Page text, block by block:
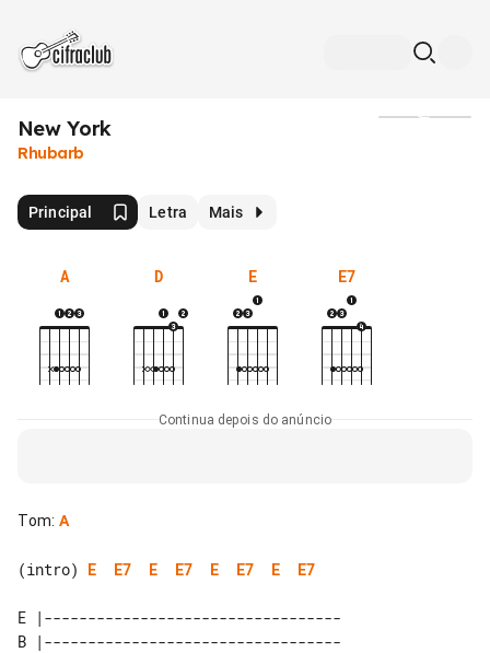
New York
Rhubarb
Principal Letra Mais
A D E E7
Continua depois do anúncio
Tom: A
(intro) E E7 E E7 E E7 E E7
E |----------------------------------
B |----------------------------------